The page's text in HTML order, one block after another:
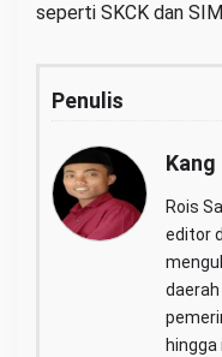
seperti SKCK dan
Penulis
Kang
Rois
editor